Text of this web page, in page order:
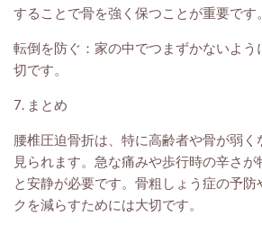
することで骨を強く保つことが重要です。
転倒を防ぐ：家の中でつまずかないよう
切です。
7. まとめ
腰椎圧迫骨折は、特に高齢者や骨が弱く
見られます。急な痛みや歩行時の辛さ
と安静が必要です。骨粗しょう症の予防
クを減らすためには大切です。